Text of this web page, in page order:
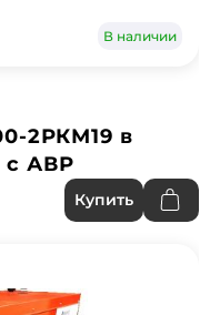
В наличии
2РКМ19 в
с АВР
Купить